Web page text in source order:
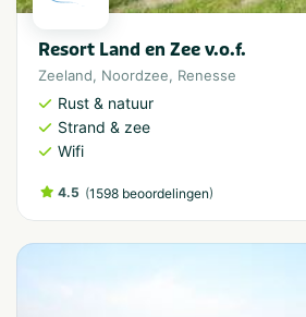
Resort Land en Zee v.o.f.
Zeeland, Noordzee, Renesse
Rust & natuur
Strand & zee
Wifi
4.5 (1598 beoordelingen)